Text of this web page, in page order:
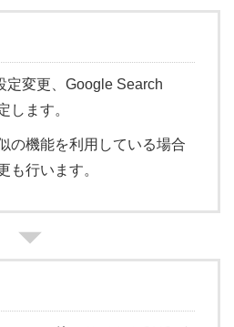
定変更、Google Search
します。
の機能を利用している場合
も行います。